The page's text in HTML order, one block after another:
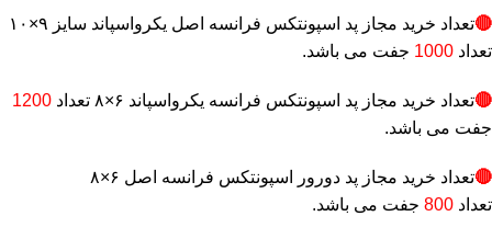
🔴تعداد خرید مجاز پد اسپونتکس فرانسه اصل یکرواسپاند سایز ۹×۱۰
تعداد 1000 جفت می باشد.
🔴تعداد خرید مجاز پد اسپونتکس فرانسه یکرواسپاند ۶×۸ تعداد
1200
جفت می باشد.
🔴تعداد خرید مجاز پد دورور اسپونتکس فرانسه اصل ۶×۸
تعداد 800 جفت می باشد.